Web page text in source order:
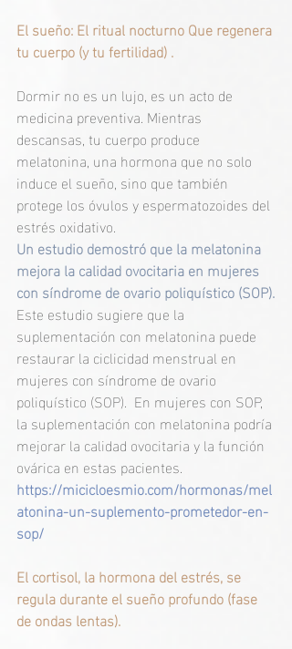
El sueño: El ritual nocturno Que regenera
tu cuerpo (y tu fertilidad) .
Dormir no es un lujo, es un acto de
medicina preventiva. Mientras
descansas, tu cuerpo produce
melatonina, una hormona que no solo
induce el sueño, sino que también
protege los óvulos y espermatozoides del
estrés oxidativo.
Un estudio demostró que la melatonina
mejora la calidad ovocitaria en mujeres
con síndrome de ovario poliquístico (SOP).
Este estudio sugiere que la
suplementación con melatonina puede
restaurar la ciclicidad menstrual en
mujeres con síndrome de ovario
poliquístico (SOP).  En mujeres con SOP,
la suplementación con melatonina podría
mejorar la calidad ovocitaria y la función
ovárica en estas pacientes.
https://micicloesmio.com/hormonas/mel
atonina-un-suplemento-prometedor-en-
sop/
El cortisol, la hormona del estrés, se
regula durante el sueño profundo (fase
de ondas lentas).